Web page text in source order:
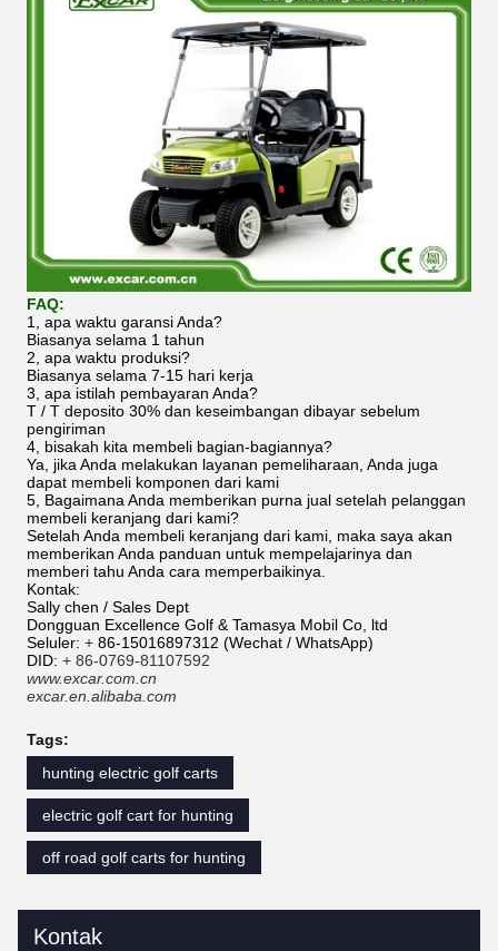
FAQ:
1, apa waktu garansi Anda?
Biasanya selama 1 tahun
2, apa waktu produksi?
Biasanya selama 7-15 hari kerja
3, apa istilah pembayaran Anda?
T / T deposito 30% dan keseimbangan dibayar sebelum
pengiriman
4, bisakah kita membeli bagian-bagiannya?
Ya, jika Anda melakukan layanan pemeliharaan, Anda juga
dapat membeli komponen dari kami
5, Bagaimana Anda memberikan purna jual setelah pelanggan
membeli keranjang dari kami?
Setelah Anda membeli keranjang dari kami, maka saya akan
memberikan Anda panduan untuk mempelajarinya dan
memberi tahu Anda cara memperbaikinya.
Kontak:
Sally chen / Sales Dept
Dongguan Excellence Golf & Tamasya Mobil Co, ltd
Seluler: + 86-15016897312 (Wechat / WhatsApp)
DID: + 86-0769-81107592
www.excar.com.cn
excar.en.alibaba.com
Tags:
hunting electric golf carts
electric golf cart for hunting
off road golf carts for hunting
Kontak